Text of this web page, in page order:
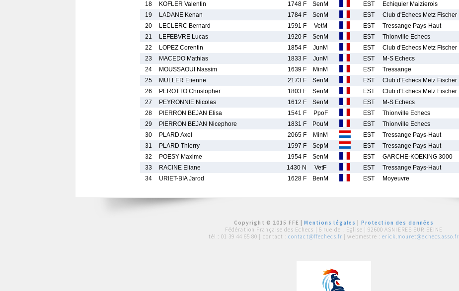
18
KOFLER Valentin 1748 F SenM EST
Echiquier Maizierois
19
LADANE Kenan 1784 F SenM EST
Club d'Echecs Metz Fischer
20
LECLERC Bernard 1591 F VetM EST
Tressange Pays-Haut
21
LEFEBVRE Lucas 1920 F SenM EST
Thionville Echecs
22
LOPEZ Corentin 1854 F JunM EST
Club d'Echecs Metz Fischer
23
MACEDO Mathias 1833 F JunM EST
M-S Echecs
24
MOUSSAOUI Nassim 1639 F MinM EST
Tressange
25
MULLER Etienne 2173 F SenM EST
Club d'Echecs Metz Fischer
26
PEROTTO Christopher 1803 F SenM EST
Club d'Echecs Metz Fischer
27
PEYRONNIE Nicolas 1612 F SenM EST
M-S Echecs
28
PIERRON BEJAN Elisa 1541 F PpoF EST
Thionville Echecs
29
PIERRON BEJAN Nicephore 1831 F PouM EST
Thionville Echecs
30
PLARD Axel 2065 F MinM EST
Tressange Pays-Haut
31
PLARD Thierry 1597 F SepM EST
Tressange Pays-Haut
32
POESY Maxime 1954 F SenM EST
GARCHE-KOEKING 3000
33
RACINE Eliane 1430 N VetF EST
Tressange Pays-Haut
34
URIET-BIA Jarod 1628 F BenM EST Moyeuvre
Copyright © 2015 FFE |Mentions légales
Protection des données
Fédération Française des Echecs | 6 rue de l'Eglise | 92600 ASNIERES SUR SEINE
tél : 01 39 44 65 80 | contact : contact@ffechecs.fr | webmestre : erick.mouret@echecs.asso.fr